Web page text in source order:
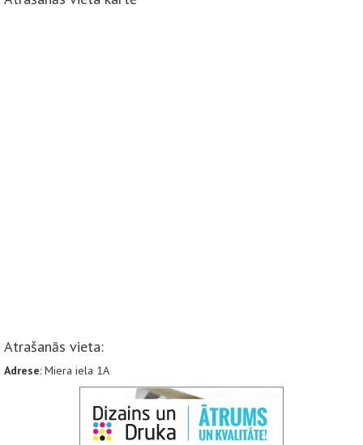
Atrašanās vieta:
Adrese: Miera iela 1A